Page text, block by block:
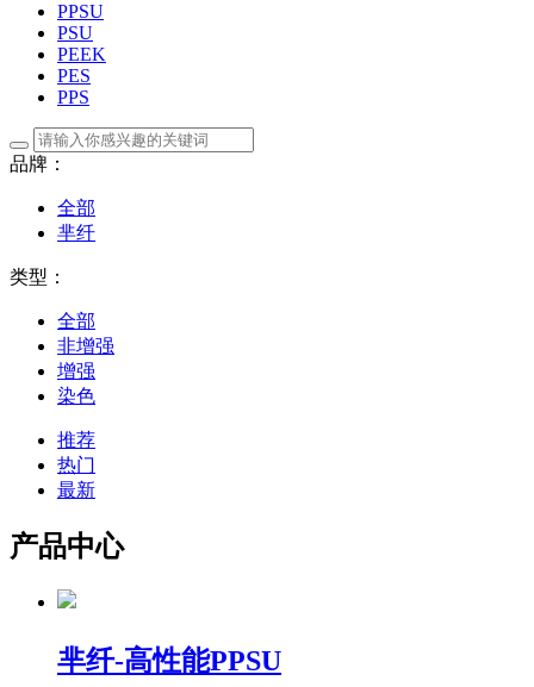
PPSU
PSU
PEEK
PES
PPS
品牌：
全部
芈纤
类型：
全部
非增强
增强
染色
推荐
热门
最新
产品中心
芈纤-高性能PPSU